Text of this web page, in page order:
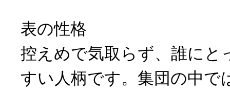
表の性格
控えめで気取らず、誰にと
すい人柄です。集団の中で